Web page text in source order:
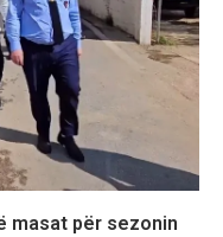
masat për sezonin